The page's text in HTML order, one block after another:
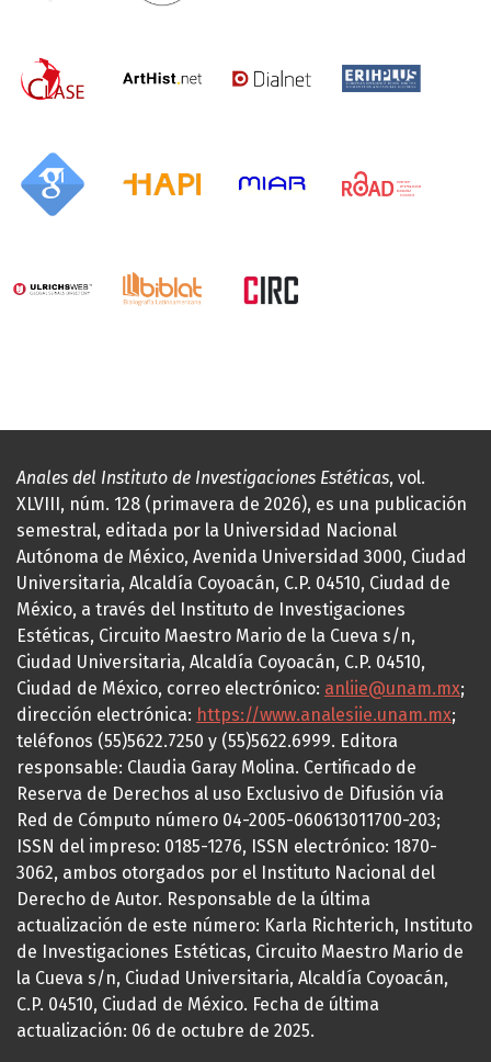
Anales del Instituto de Investigaciones Estéticas, vol.
XLVIII, núm. 128 (primavera de 2026), es una publicación
semestral, editada por la Universidad Nacional
Autónoma de México, Avenida Universidad 3000, Ciudad
Universitaria, Alcaldía Coyoacán, C.P. 04510, Ciudad de
México, a través del Instituto de Investigaciones
Estéticas, Circuito Maestro Mario de la Cueva s/n,
Ciudad Universitaria, Alcaldía Coyoacán, C.P. 04510,
Ciudad de México, correo electrónico: anliie@unam.mx;
dirección electrónica: https://www.analesiie.unam.mx;
teléfonos (55)5622.7250 y (55)5622.6999. Editora
responsable: Claudia Garay Molina. Certificado de
Reserva de Derechos al uso Exclusivo de Difusión vía
Red de Cómputo número 04-2005-060613011700-203;
ISSN del impreso: 0185-1276, ISSN electrónico: 1870-
3062, ambos otorgados por el Instituto Nacional del
Derecho de Autor. Responsable de la última
actualización de este número: Karla Richterich, Instituto
de Investigaciones Estéticas, Circuito Maestro Mario de
la Cueva s/n, Ciudad Universitaria, Alcaldía Coyoacán,
C.P. 04510, Ciudad de México. Fecha de última
actualización: 06 de octubre de 2025.